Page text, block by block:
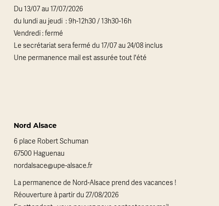
Du 13/07 au 17/07/2026
du lundi au jeudi : 9h-12h30 / 13h30-16h
Vendredi : fermé
Le secrétariat sera fermé du 17/07 au 24/08 inclus
Une permanence mail est assurée tout l'été
Nord Alsace
6 place Robert Schuman
67500 Haguenau
nordalsace@upe-alsace.fr
La permanence de Nord-Alsace prend des vacances !
Réouverture à partir du 27/08/2026